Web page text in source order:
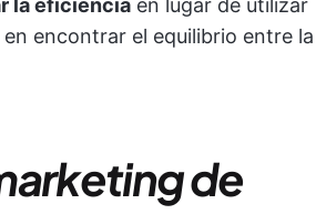
la eficiencia en lugar de utilizar
encontrar el equilibrio entre la
de